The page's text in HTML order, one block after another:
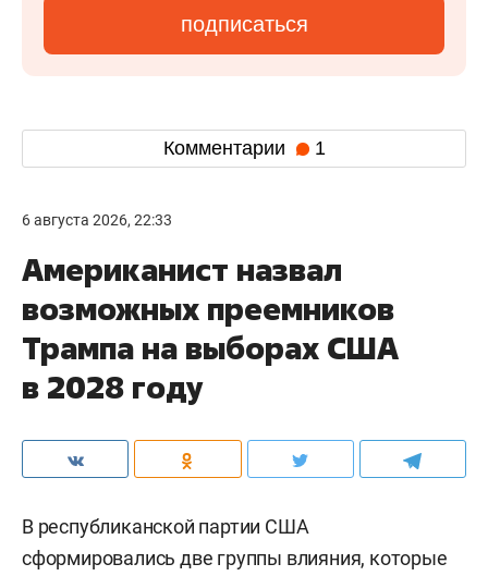
подписаться
Комментарии 1
6 августа 2026, 22:33
Американист назвал
возможных преемников
Трампа на выборах США
в 2028 году
В республиканской партии США
сформировались две группы влияния, которые